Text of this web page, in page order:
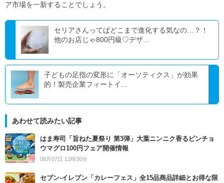
ア市場を一新することでしょう。
セリアさんってばどこまで進化する気なの…？！
他のお店じゃ800円級♡デザ...
子どもの足指の変形に「オーソティクス」が効果
的！製売企業フィートイ...
あわせて読みたい記事
はま寿司「旨ねた夏祭り 第3弾」大葉ニンニク香るビンチョ
ウマグロ100円フェア開催情報
08月07日 11時30分
セブン‐イレブン「カレーフェス」全15品商品詳細とお得な限